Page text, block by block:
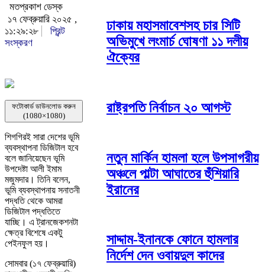
মতপ্রকাশ ডেস্ক
১৭ ফেব্রুয়ারি ২০২৫ ,
১১:২৯:২৮
প্রিন্ট
সংস্করণ
ফটোকার্ড ডাউনলোড করুন
(1080×1080)
শিগগিরই সারা দেশের ভূমি
ব্যবস্থাপনা ডিজিটাল হবে
বলে জানিয়েছেন ভূমি
উপদেষ্টা আলী ইমাম
মজুমদার। তিনি বলেন,
ভূমি ব্যবস্থাপনায় সনাতনী
পদ্ধতি থেকে আমরা
ডিজিটাল পদ্ধতিতে
যাচ্ছি। এ ট্রানজেকশনটা
ক্ষেত্র বিশেষে একটু
পেইনফুল হয়।
সোমবার (১৭ ফেব্রুয়ারি)
ঢাকায় মহাসমাবেশসহ চার সিটি
অভিমুখে লংমার্চ ঘোষণা ১১ দলীয়
ঐক্যের
রাষ্ট্রপতি নির্বাচন ২০ আগস্ট
নতুন মার্কিন হামলা হলে উপসাগরীয়
অঞ্চলে পাল্টা আঘাতের হুঁশিয়ারি
ইরানের
সাদ্দাম-ইনানকে ফোনে হামলার
নির্দেশ দেন ওবায়দুল কাদের